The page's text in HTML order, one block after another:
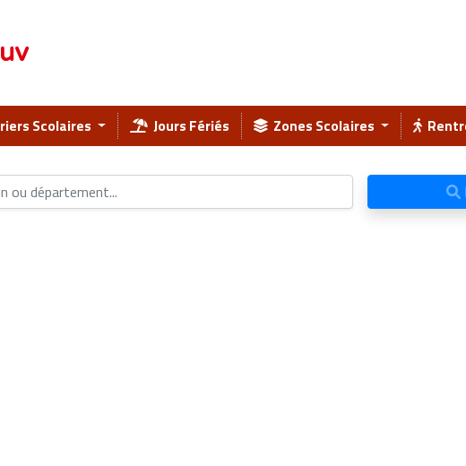
Scolaires Jours Fériés Zones Scolaires